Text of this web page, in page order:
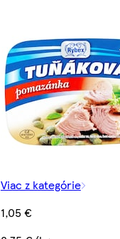
Viac z kategórie
1,05 €